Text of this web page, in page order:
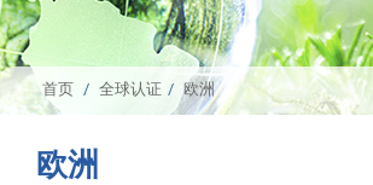
首页 全球认证 欧洲
欧洲